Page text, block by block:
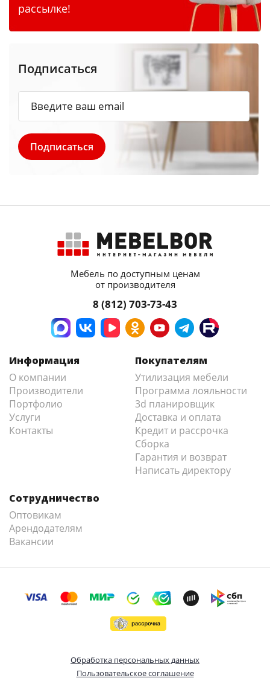
рассылке!
Подписаться
Мебель по доступным ценам
от производителя
8 (812) 703-73-43
Информация
О компании
Производители
Портфолио
Услуги
Контакты
Покупателям
Утилизация мебели
Программа лояльности
3d планировщик
Доставка и оплата
Кредит и рассрочка
Сборка
Гарантия и возврат
Написать директору
Сотрудничество
Оптовикам
Арендодателям
Вакансии
Обработка персональных данных
Пользовательское соглашение